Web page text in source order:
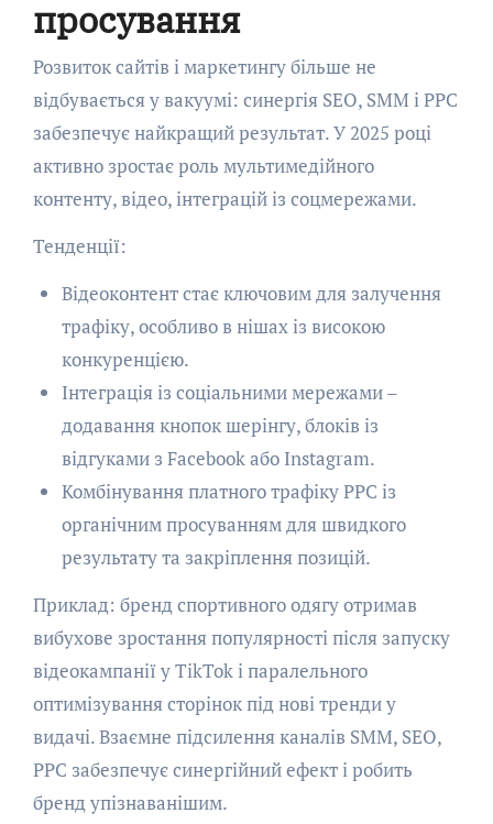
просування
Розвиток сайтів і маркетингу більше не
відбувається у вакуумі: синергія SEO, SMM і PPC
забезпечує найкращий результат. У 2025 році
активно зростає роль мультимедійного
контенту, відео, інтеграцій із соцмережами.
Тенденції:
Відеоконтент стає ключовим для залучення
трафіку, особливо в нішах із високою
конкуренцією.
Інтеграція із соціальними мережами –
додавання кнопок шерінгу, блоків із
відгуками з Facebook або Instagram.
Комбінування платного трафіку PPC із
органічним просуванням для швидкого
результату та закріплення позицій.
Приклад: бренд спортивного одягу отримав
вибухове зростання популярності після запуску
відеокампанії у TikTok і паралельного
оптимізування сторінок під нові тренди у
видачі. Взаємне підсилення каналів SMM, SEO,
PPC забезпечує синергійний ефект і робить
бренд упізнаванішим.